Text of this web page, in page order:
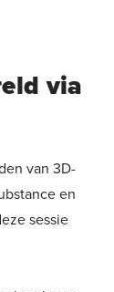
via
van 3D-
en
sessie